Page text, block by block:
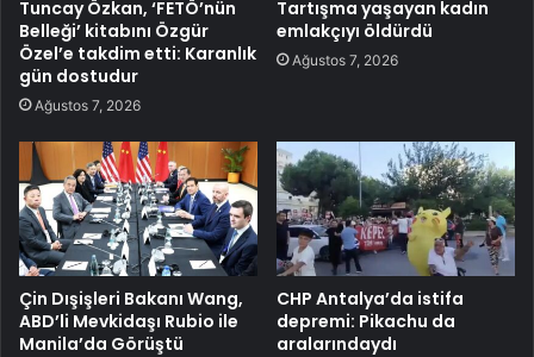
Tuncay Özkan, ‘FETÖ’nün
Belleği’ kitabını Özgür
Özel’e takdim etti: Karanlık
gün dostudur
Ağustos 7, 2026
Tartışma yaşayan kadın
emlakçıyı öldürdü
Ağustos 7, 2026
Çin Dışişleri Bakanı Wang,
ABD’li Mevkidaşı Rubio ile
Manila’da Görüştü
CHP Antalya’da istifa
depremi: Pikachu da
aralarındaydı